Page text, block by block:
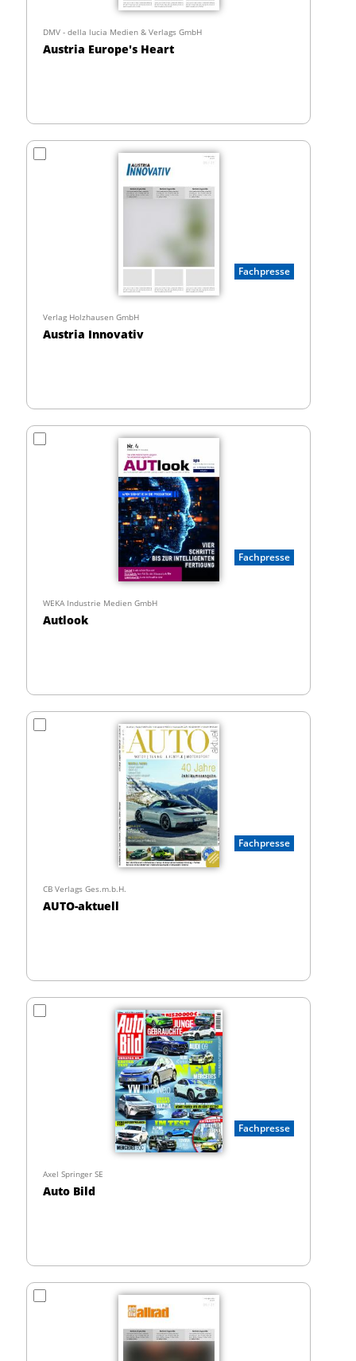
DMV - della lucia Medien & Verlags GmbH
Austria Europe's Heart
Fachpresse
Verlag Holzhausen GmbH
Austria Innovativ
Fachpresse
WEKA Industrie Medien GmbH
Autlook
Fachpresse
CB Verlags Ges.m.b.H.
AUTO-aktuell
Fachpresse
Axel Springer SE
Auto Bild